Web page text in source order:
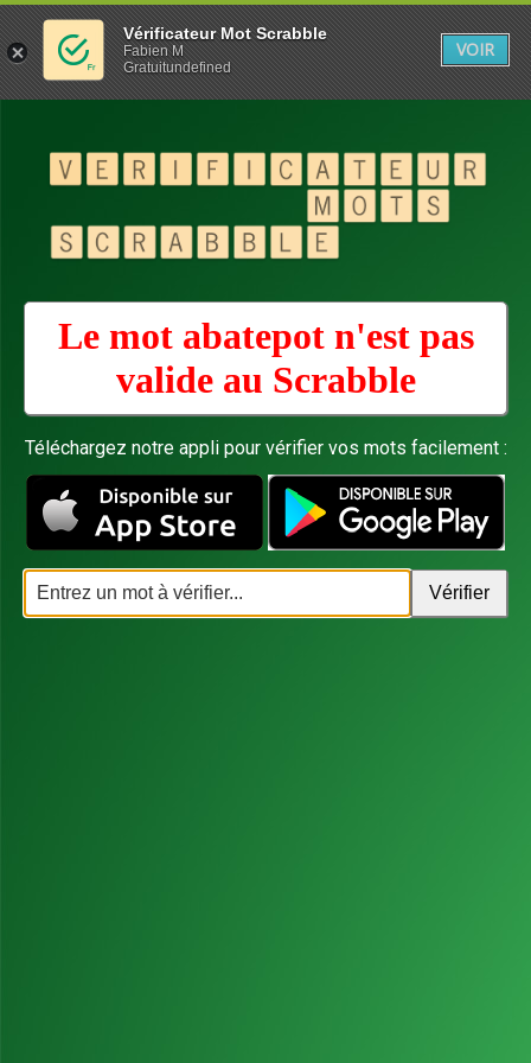
Le mot abatepot n'est pas
valide au Scrabble
Téléchargez notre appli pour vérifier vos mots facilement :
Vérificateur Mot Scrabble
Fabien M
Gratuitundefined
VOIR